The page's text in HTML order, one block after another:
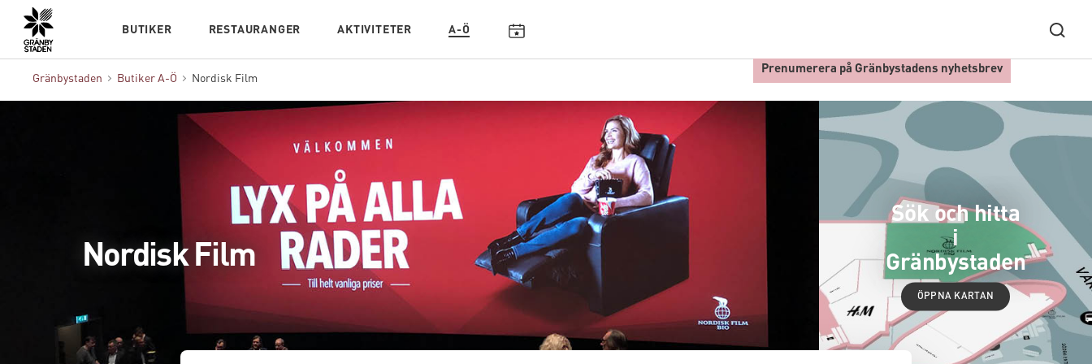
Hem BUTIKER RESTAURANGER AKTIVITETER A-Ö
Prenumerera på Gränbystadens nyhetsbrev
Gränbystaden Butiker A-Ö Nordisk Film
Nordisk Film
Sök och hitta
i
Gränbystaden
ÖPPNA KARTAN